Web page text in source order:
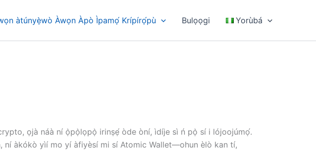
àtúnyẹ̀wò Àwọn Àpò Ìpamọ́ Krípírọ́pù Bulọọgi Yorùbá
ọjà náà ní ọ̀pọ̀lọpọ̀ irinṣẹ́ òde òní, ìdíje sì ń pọ̀ sí i lójoojúmọ́.
ní àkókò yìí mo yí àfiyèsí mi sí Atomic Wallet—ohun èlò kan tí,